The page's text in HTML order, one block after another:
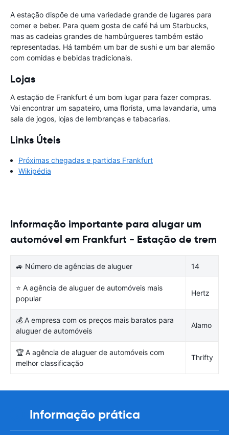
A estação dispõe de uma variedade grande de lugares para
comer e beber. Para quem gosta de café há um Starbucks,
mas as cadeias grandes de hambúrgueres também estão
representadas. Há também um bar de sushi e um bar alemão
com comidas e bebidas tradicionais.
Lojas
A estação de Frankfurt é um bom lugar para fazer compras.
Vai encontrar um sapateiro, uma florista, uma lavandaria, uma
sala de jogos, lojas de lembranças e tabacarias.
Links Úteis
Próximas chegadas e partidas Frankfurt
Wikipédia
Informação importante para alugar um
automóvel em Frankfurt - Estação de trem
🚙 Número de agências de aluguer 14
⭐ A agência de aluguer de automóveis mais
popular
Hertz
💰 A empresa com os preços mais baratos para
aluguer de automóveis
Alamo
🏆 A agência de aluguer de automóveis com
melhor classificação
Thrifty
Informação prática